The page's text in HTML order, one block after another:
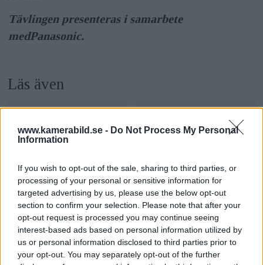
www.kamerabild.se - Do Not Process My Personal
Information
If you wish to opt-out of the sale, sharing to third parties, or
processing of your personal or sensitive information for
targeted advertising by us, please use the below opt-out
section to confirm your selection. Please note that after your
opt-out request is processed you may continue seeing
interest-based ads based on personal information utilized by
us or personal information disclosed to third parties prior to
your opt-out. You may separately opt-out of the further
Tävlingen presenteras i samarbete
medPanasonic.
Läs även
Var med och tävla i
Grand Prix 2022 –
etapp 1
Grand Prix 2022 –
tävla själv eller
anmäl ditt lag